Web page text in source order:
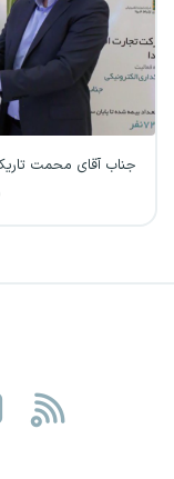
جناب آقای محمت